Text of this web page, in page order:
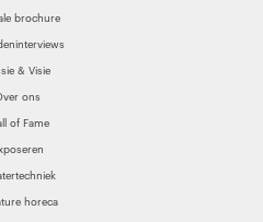
brochure
& Visie
ons
of Fame
horeca